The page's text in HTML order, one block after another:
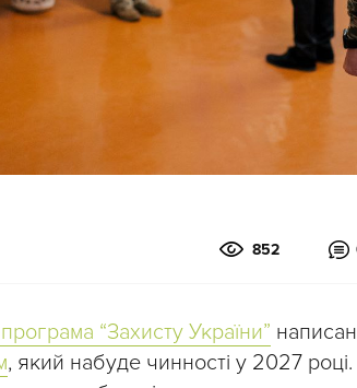
852
“Захисту України”
, який набуде чинності у 2027